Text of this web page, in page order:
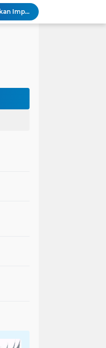
Wali Kota Pariaman Hadiri Penguatan Relawan Pancasila, Tekankan Implementasi Nilai Pancasila dalam Pelayanan Publik
Wali Kota Pariaman Bagikan Bibit Ikan Koi kepada Siswa SD untuk Edukasi Perikanan
Pengurus PWI Pariaman 2026–2029 Dilantik, Pemkot Tekankan Sinergi dan Profesionalisme Pers